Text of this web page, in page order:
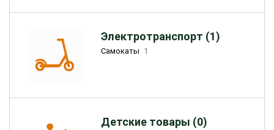
Электротранспорт (1)
Самокаты 1
Детские товары (0)